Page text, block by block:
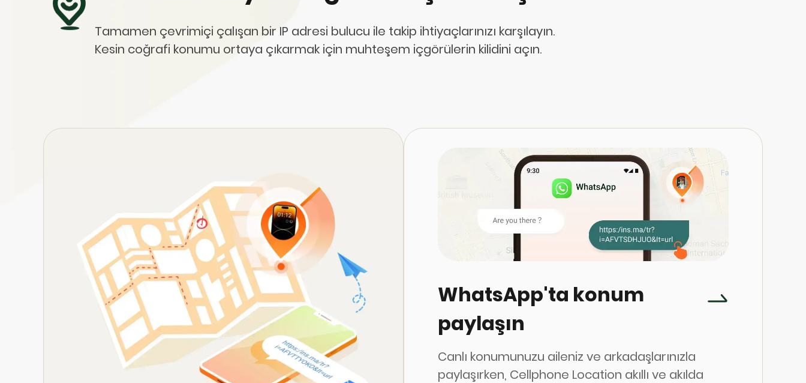
Tamamen çevrimiçi çalışan bir IP adresi bulucu ile takip ihtiyaçlarınızı karşılayın.
Kesin coğrafi konumu ortaya çıkarmak için muhteşem içgörülerin kilidini açın.
WhatsApp'ta konum
paylaşın
Canlı konumunuzu aileniz ve arkadaşlarınızla
paylaşırken, Cellphone Location akıllı ve akılda